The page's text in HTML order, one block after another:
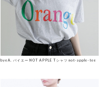
byeA. バイエー NOT APPLE Tシャツ not-apple-tee